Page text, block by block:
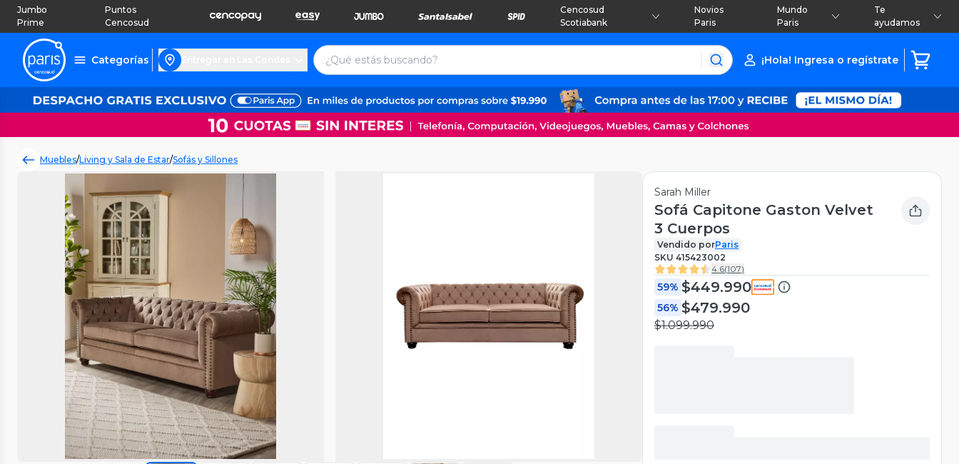
Jumbo
Prime
Puntos
Cencosud
Cencosud
Scotiabank
Novios
Paris
Mundo
Paris
Te
ayudamos
Categorías ¡Hola! Ingresa o regístrate
Muebles/Living y Sala de Estar/Sofás y Sillones
Sarah Miller
Sofá Capitone Gaston Velvet
3 Cuerpos
Vendido porParis
SKU 415423002
4.6(107)
59% $449.990
56% $479.990
$1.099.990